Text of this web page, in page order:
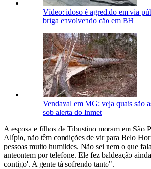
Vídeo: idoso é agredido em via
briga envolvendo cão em BH
Vendaval em MG: veja quais são
sob alerta do Inmet
A esposa e filhos de Tibustino moram em São
Alípio, não têm condições de vir para Belo
pessoas muito humildes. Não sei nem o que
anteontem por telefone. Ele fez baldeação
contigo'. A gente tá sofrendo tanto".